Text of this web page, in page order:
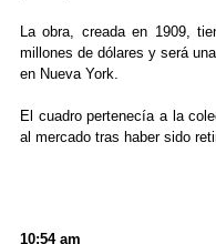
La obra, creada en 1909,
millones de dólares y será
en Nueva York.
El cuadro pertenecía a la
al mercado tras haber sido
10:54 am